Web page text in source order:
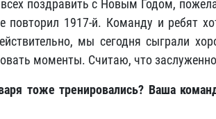
поздравить с Новым Годом,
повторил 1917-й. Команду и ребят
мы сегодня сыграли
моменты. Считаю, что
тоже тренировались? Ваша